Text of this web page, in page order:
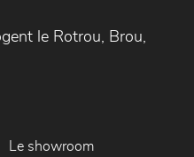
le Rotrou, Brou,
Le showroom